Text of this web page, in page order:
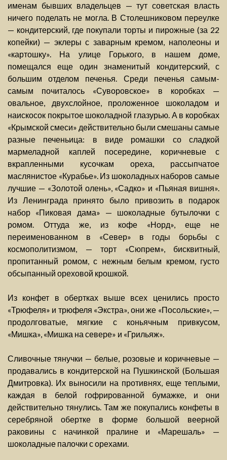
именам бывших владельцев — тут советская власть
ничего поделать не могла. В Столешниковом переулке
— кондитерский, где покупали торты и пирожные (за 22
копейки) — эклеры с заварным кремом, наполеоны и
«картошку». На улице Горького, в нашем доме,
помещался еще один знаменитый кондитерский, с
большим отделом печенья. Среди печенья самым-
самым почиталось «Суворовское» в коробках —
овальное, двухслойное, проложенное шоколадом и
наискосок покрытое шоколадной глазурью. А в коробках
«Крымской смеси» действительно были смешаны самые
разные печеньица: в виде ромашки со сладкой
мармеладной каплей посередине, коричневые с
вкрапленными кусочкам ореха, рассыпчатое
маслянистое «Курабье». Из шоколадных наборов самые
лучшие — «Золотой олень», «Садко» и «Пьяная вишня».
Из Ленинграда принято было привозить в подарок
набор «Пиковая дама» — шоколадные бутылочки с
ромом. Оттуда же, из кофе «Норд», еще не
переименованном в «Север» в годы борьбы с
космополитизмом, — торт «Сюпрем», бисквитный,
пропитанный ромом, с нежным белым кремом, густо
обсыпанный ореховой крошкой.
Из конфет в обертках выше всех ценились просто
«Трюфеля» и трюфеля «Экстра», они же «Посольские», —
продолговатые, мягкие с коньячным привкусом,
«Мишка», «Мишка на севере» и «Грильяж».
Сливочные тянучки — белые, розовые и коричневые —
продавались в кондитерской на Пушкинской (Большая
Дмитровка). Их выносили на противнях, еще теплыми,
каждая в белой гофрированной бумажке, и они
действительно тянулись. Там же покупались конфеты в
серебряной обертке в форме большой веерной
раковины с начинкой пралине и «Марешаль» —
шоколадные палочки с орехами.